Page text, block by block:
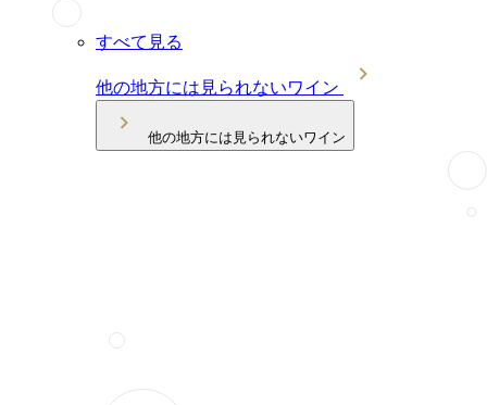
すべて見る
他の地方には見られないワイン
他の地方には見られないワイン